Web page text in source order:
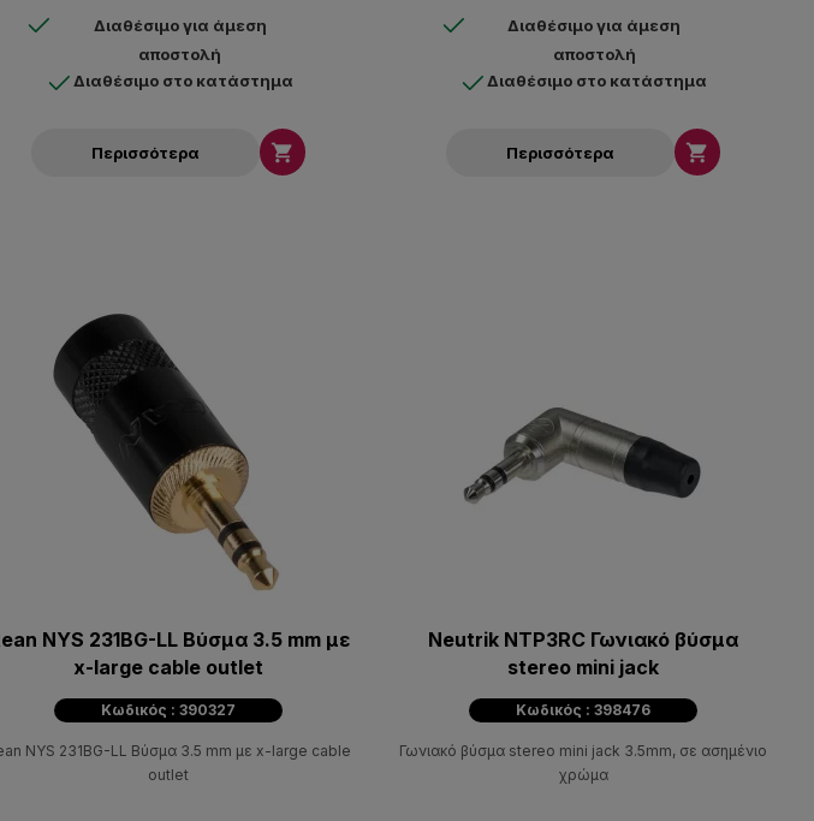
Διαθέσιμο για άμεση
αποστολή
Διαθέσιμο στο κατάστημα
Περισσότερα 
Διαθέσιμο για άμεση
αποστολή
Διαθέσιμο στο κατάστημα
Περισσότερα 
NYS 231BG-LL Βύσμα 3.5 mm με
x-large cable outlet
Κωδικός : 390327
NYS 231BG-LL Βύσμα 3.5 mm με x-large cable
outlet
Neutrik NTP3RC Γωνιακό βύσμα
stereo mini jack
Κωδικός : 398476
Γωνιακό βύσμα stereo mini jack 3.5mm, σε ασημένιο
χρώμα